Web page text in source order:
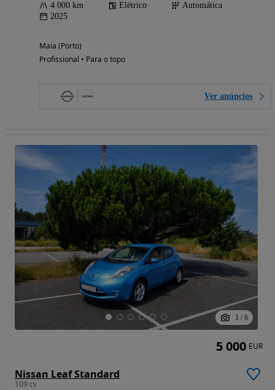
4 000 km Elétrico
Automática
2025
Maia (Porto)
Profissional • Para o topo
Ver anúncios
1 / 6
Nissan Leaf Standard
109 cv
5 000 EUR